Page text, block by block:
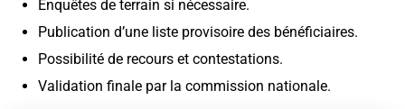
Enquêtes de terrain si nécessaire.
Publication d’une liste provisoire des bénéficiaires.
Possibilité de recours et contestations.
Validation finale par la commission nationale.